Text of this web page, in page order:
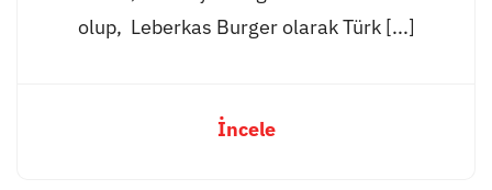
olup, Leberkas Burger olarak Türk [...]
İncele